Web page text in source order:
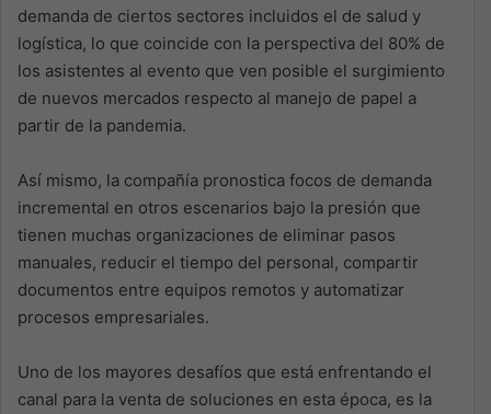
demanda de ciertos sectores incluidos el de salud y
logística, lo que coincide con la perspectiva del 80% de
los asistentes al evento que ven posible el surgimiento
de nuevos mercados respecto al manejo de papel a
partir de la pandemia.
Así mismo, la compañía pronostica focos de demanda
incremental en otros escenarios bajo la presión que
tienen muchas organizaciones de eliminar pasos
manuales, reducir el tiempo del personal, compartir
documentos entre equipos remotos y automatizar
procesos empresariales.
Uno de los mayores desafíos que está enfrentando el
canal para la venta de soluciones en esta época, es la